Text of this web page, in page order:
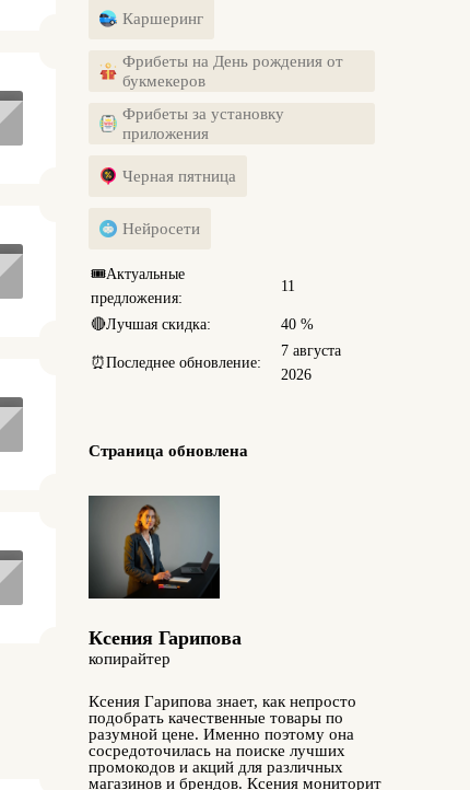
Каршеринг
Фрибеты на День рождения от
букмекеров
Фрибеты за установку
приложения
Черная пятница
Нейросети
🎟️Актуальные
предложения:
11
🔴Лучшая скидка: 40 %
⏰Последнее обновление:
7 августа
2026
Страница обновлена
Ксения Гарипова
копирайтер
Ксения Гарипова знает, как непросто
подобрать качественные товары по
разумной цене. Именно поэтому она
сосредоточилась на поиске лучших
промокодов и акций для различных
магазинов и брендов. Ксения мониторит